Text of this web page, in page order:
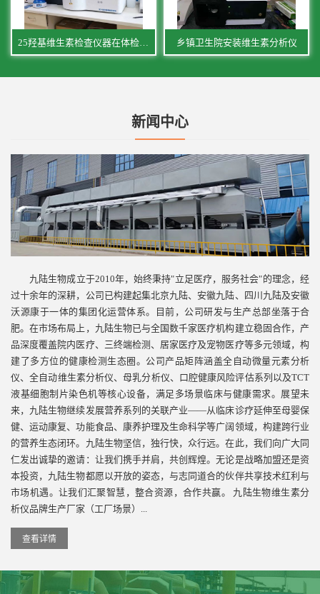
25羟基维生素检查仪器在体检中心的应... 乡镇卫生院安装维生素分析仪
新闻中心
九陆生物成立于2010年，始终秉持"立足医疗，服务社会"的理念，经
过十余年的深耕，公司已构建起集北京九陆、安徽九陆、四川九陆及安徽
沃源康于一体的集团化运营体系。目前，公司研发与生产总部坐落于合
肥。在市场布局上，九陆生物已与全国数千家医疗机构建立稳固合作，产
品深度覆盖院内医疗、三终端检测、居家医疗及宠物医疗等多元领域，构
建了多方位的健康检测生态圈。公司产品矩阵涵盖全自动微量元素分析
仪、全自动维生素分析仪、母乳分析仪、口腔健康风险评估系列以及TCT
液基细胞制片染色机等核心设备，满足多场景临床与健康需求。展望未
来，九陆生物继续发展营养系列的关联产业——从临床诊疗延伸至母婴保
健、运动康复、功能食品、康养护理及生命科学等广阔领域，构建跨行业
的营养生态闭环。九陆生物坚信，独行快，众行远。在此，我们向广大同
仁发出诚挚的邀请：让我们携手并肩，共创辉煌。无论是战略加盟还是资
本投资，九陆生物都愿以开放的姿态，与志同道合的伙伴共享技术红利与
市场机遇。让我们汇聚智慧，整合资源，合作共赢。 九陆生物维生素分
析仪品牌生产厂家（工厂场景）...
查看详情